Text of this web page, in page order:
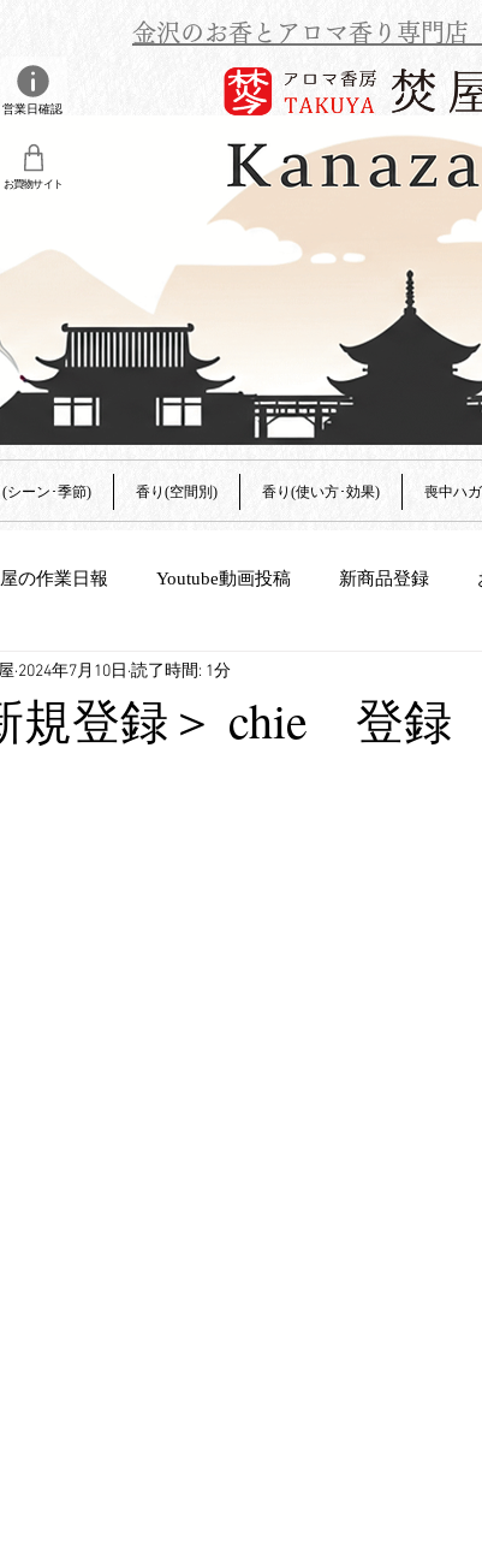
金沢のお香とアロマ香り専門店
営業日確認
お買物サイト
シーン･季節) 香り(空間別) 香り(使い方･効果) 喪中ハ
の作業日報 Youtube動画投稿 新商品登録
規登録＞ chie 登録
2024年7月10日 読了時間: 1分